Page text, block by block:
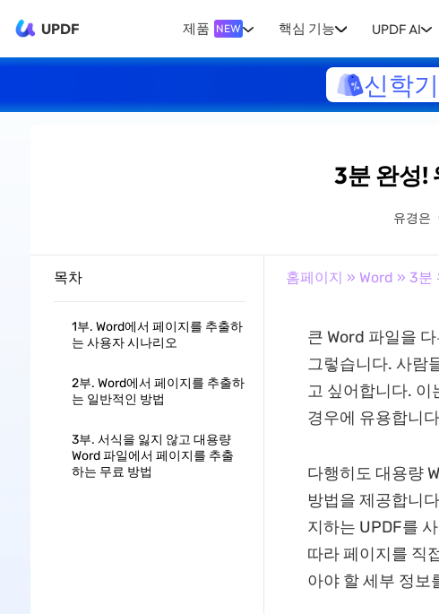
UPDF 제품 NEW 핵심 기능 UPDF AI
신학
3분 완성!
유경은
목차
1부. Word에서 페이지를 추출하
는 사용자 시나리오
2부. Word에서 페이지를 추출하
는 일반적인 방법
3부. 서식을 잃지 않고 대용량
Word 파일에서 페이지를 추출
하는 무료 방법
홈페이지 » Word » 3분
큰 Word 파일을
그렇습니다. 사람
고 싶어합니다. 이
경우에 유용합니
다행히도 대용량
방법을 제공합니
지하는 UPDF를
따라 페이지를 직
아야 할 세부 정보